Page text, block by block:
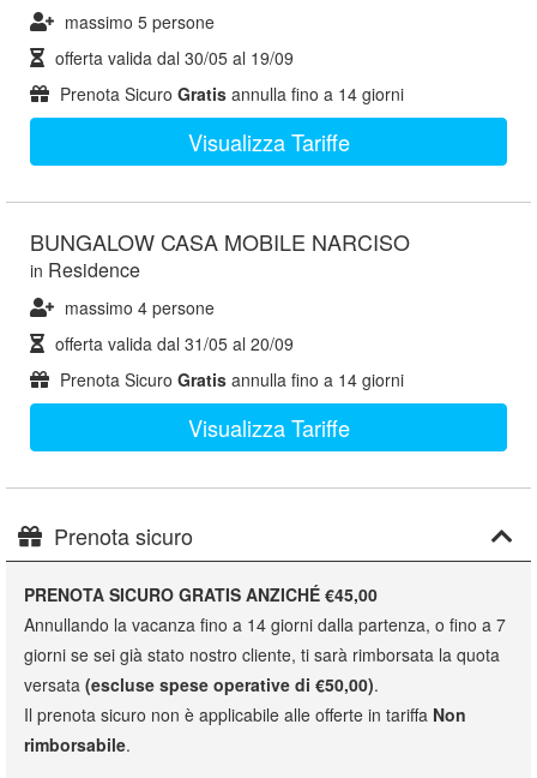
massimo 5 persone
offerta valida dal 30/05 al 19/09
Prenota Sicuro Gratis annulla fino a 14 giorni
Visualizza Tariffe
BUNGALOW CASA MOBILE NARCISO
in Residence
massimo 4 persone
offerta valida dal 31/05 al 20/09
Prenota Sicuro Gratis annulla fino a 14 giorni
Visualizza Tariffe
Prenota sicuro
PRENOTA SICURO GRATIS ANZICHÉ €45,00
Annullando la vacanza fino a 14 giorni dalla partenza, o fino a 7
giorni se sei già stato nostro cliente, ti sarà rimborsata la quota
versata (escluse spese operative di €50,00).
Il prenota sicuro non è applicabile alle offerte in tariffa Non
rimborsabile.